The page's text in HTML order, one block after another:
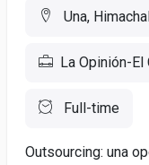
Una,
La Opinión-El
Full-time
Outsourcing: una